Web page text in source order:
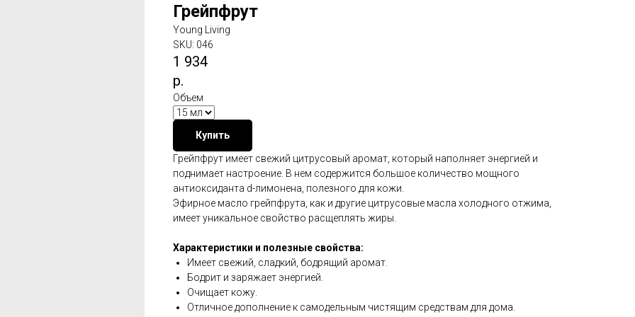
Грейпфрут
Young Living
SKU: 046
1 934
р.
Объем
Купить
Грейпфрут имеет свежий цитрусовый аромат, который наполняет энергией и
поднимает настроение. В нем содержится большое количество мощного
антиоксиданта d-лимонена, полезного для кожи.
Эфирное масло грейпфрута, как и другие цитрусовые масла холодного отжима,
имеет уникальное свойство расщеплять жиры.
Характеристики и полезные свойства:
Имеет свежий, сладкий, бодрящий аромат.
Бодрит и заряжает энергией.
Очищает кожу.
Отличное дополнение к самодельным чистящим средствам для дома.